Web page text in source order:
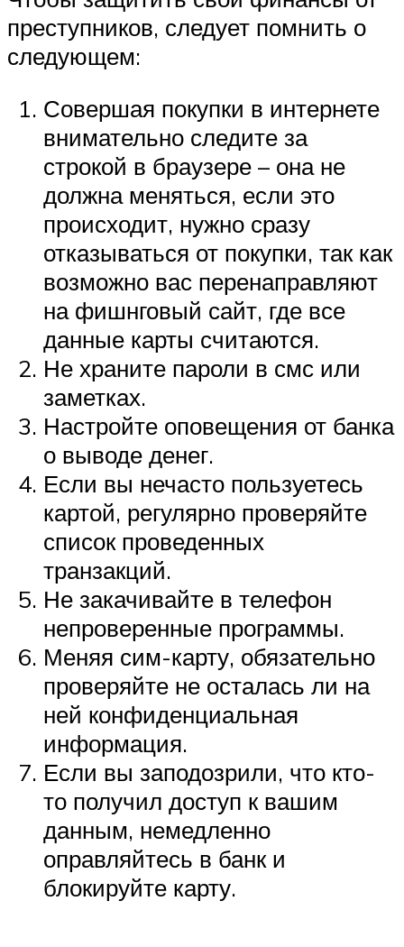
преступников, следует помнить о
следующем:
Совершая покупки в интернете
внимательно следите за
строкой в браузере – она не
должна меняться, если это
происходит, нужно сразу
отказываться от покупки, так как
возможно вас перенаправляют
на фишнговый сайт, где все
данные карты считаются.
Не храните пароли в смс или
заметках.
Настройте оповещения от банка
о выводе денег.
Если вы нечасто пользуетесь
картой, регулярно проверяйте
список проведенных
транзакций.
Не закачивайте в телефон
непроверенные программы.
Меняя сим-карту, обязательно
проверяйте не осталась ли на
ней конфиденциальная
информация.
Если вы заподозрили, что кто-
то получил доступ к вашим
данным, немедленно
оправляйтесь в банк и
блокируйте карту.